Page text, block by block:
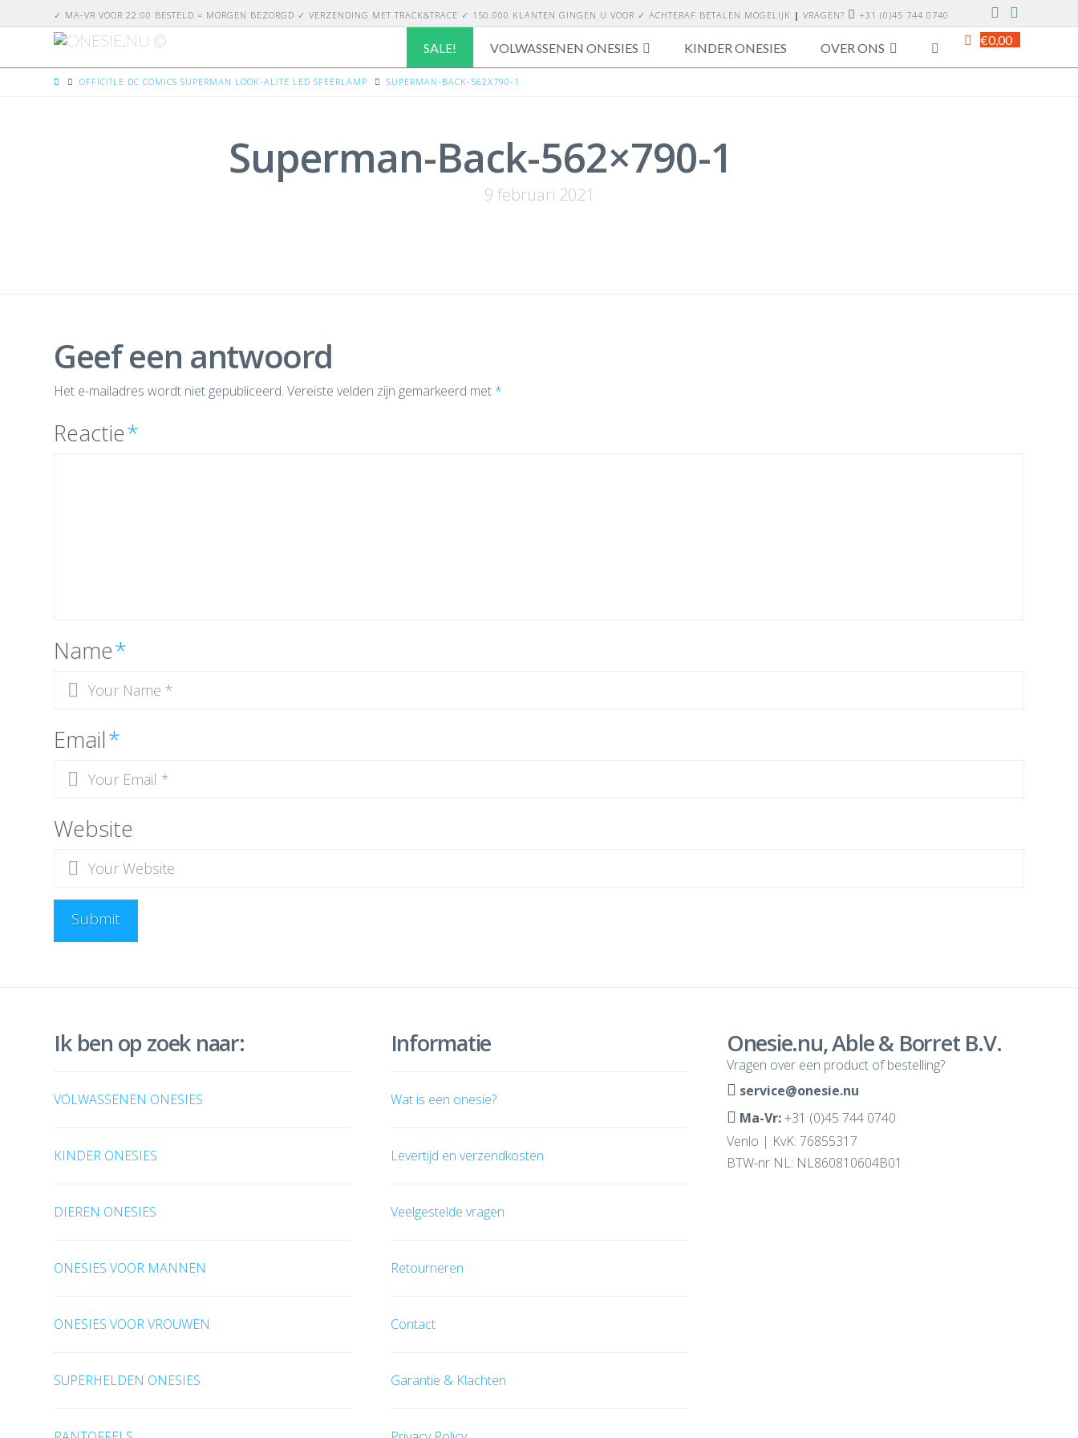
✓ MA-VR VOOR 22:00 BESTELD = MORGEN BEZORGD ✓ VERZENDING MET TRACK&TRACE ✓ 150.000 KLANTEN GINGEN U VOOR ✓ACHTERAF BETALEN MOGELIJK | VRAGEN? +31 (0)45 744 0740
SALE! VOLWASSENEN ONESIES KINDER ONESIES OVER ONS
€0,00
HOMEOFFICI?LE DC COMICS SUPERMAN LOOK-ALITE LED SFEERLAMP SUPERMAN-BACK-562X790-1
Superman-Back-562×790-1
9 februari 2021
Geef een antwoord
Het e-mailadres wordt niet gepubliceerd. Vereiste velden zijn gemarkeerd met *
Reactie*
Name*
Email*
Website
Ik ben op zoek naar:
VOLWASSENEN ONESIES
KINDER ONESIES
DIEREN ONESIES
ONESIES VOOR MANNEN
ONESIES VOOR VROUWEN
SUPERHELDEN ONESIES
Informatie
Wat is een onesie?
Levertijd en verzendkosten
Veelgestelde vragen
Retourneren
Contact
Garantie & Klachten
Onesie.nu, Able & Borret B.V.
Vragen over een product of bestelling?
service@onesie.nu
Ma-Vr:+31 (0)45 744 0740
Venlo | KvK: 76855317
BTW-nr NL: NL860810604B01